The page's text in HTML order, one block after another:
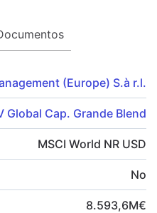
(Europe) S.à r.l.
Global Cap. Grande Blend
MSCI World NR USD
No
8.593,6M€